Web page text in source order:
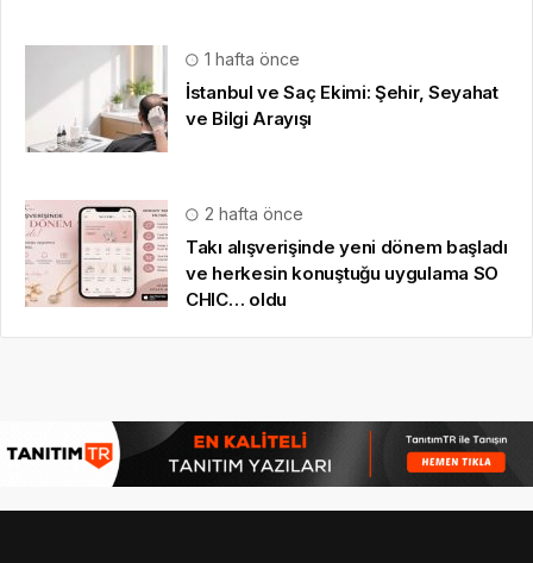
1 hafta önce
İstanbul ve Saç Ekimi: Şehir, Seyahat
ve Bilgi Arayışı
2 hafta önce
Takı alışverişinde yeni dönem başladı
ve herkesin konuştuğu uygulama SO
CHIC… oldu